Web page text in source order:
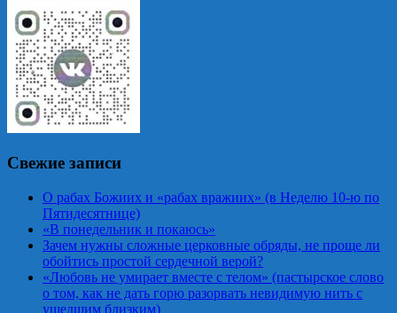
Свежие записи
О рабах Божиих и «рабах вражиих» (в Неделю 10-ю по
Пятидесятнице)
«В понедельник и покаюсь»
Зачем нужны сложные церковные обряды, не проще ли
обойтись простой сердечной верой?
«Любовь не умирает вместе с телом» (пастырское слово
о том, как не дать горю разорвать невидимую нить с
ушедшим близким)